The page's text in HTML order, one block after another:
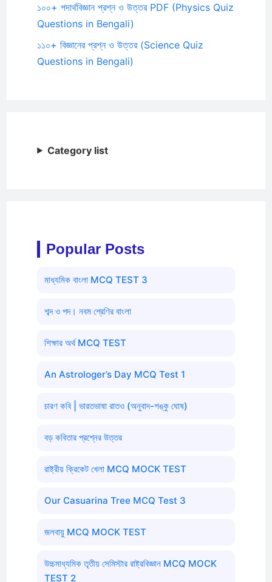
১০০+ পদার্থবিজ্ঞান প্রশ্ন ও উত্তর PDF (Physics Quiz
Questions in Bengali)
১১০+ বিজ্ঞানের প্রশ্ন ও উত্তর (Science Quiz
Questions in Bengali)
Category list
Popular Posts
মাধ্যমিক বাংলা MCQ TEST 3
শব্দ ও পদ। নবম শ্রেণির বাংলা
শিক্ষার অর্থ MCQ TEST
An Astrologer’s Day MCQ Test 1
চারণ কবি | ভারতভাষা রাতও (অনুবাদ-শঙ্কু ঘোষ)
বড় কবিতার প্রশ্নের উত্তর
রাষ্ট্রীয় ক্রিকেট খেলা MCQ MOCK TEST
Our Casuarina Tree MCQ Test 3
জলবায়ু MCQ MOCK TEST
উচ্চমাধ্যমিক তৃতীয় সেমিস্টার রাষ্ট্রবিজ্ঞান MCQ MOCK
TEST 2